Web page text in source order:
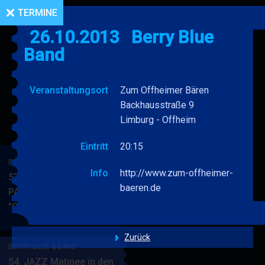
BERRY BLUE & BAND
53. JAZZ Matinee in den
PARKSIDE STUDIOS
"Gypsy Jazz"
BAND
BERRY BLUE & BAND
54. JAZZ Matinee in den
TERMINE
26.10.2013
Berry Blue
Band
Veranstaltungsort
Zum Offheimer Bären
Backhausstraße 9
Limburg - Offheim
Eintritt 20:15
Info
http://www.zum-offheimer-
baeren.de
Zurück